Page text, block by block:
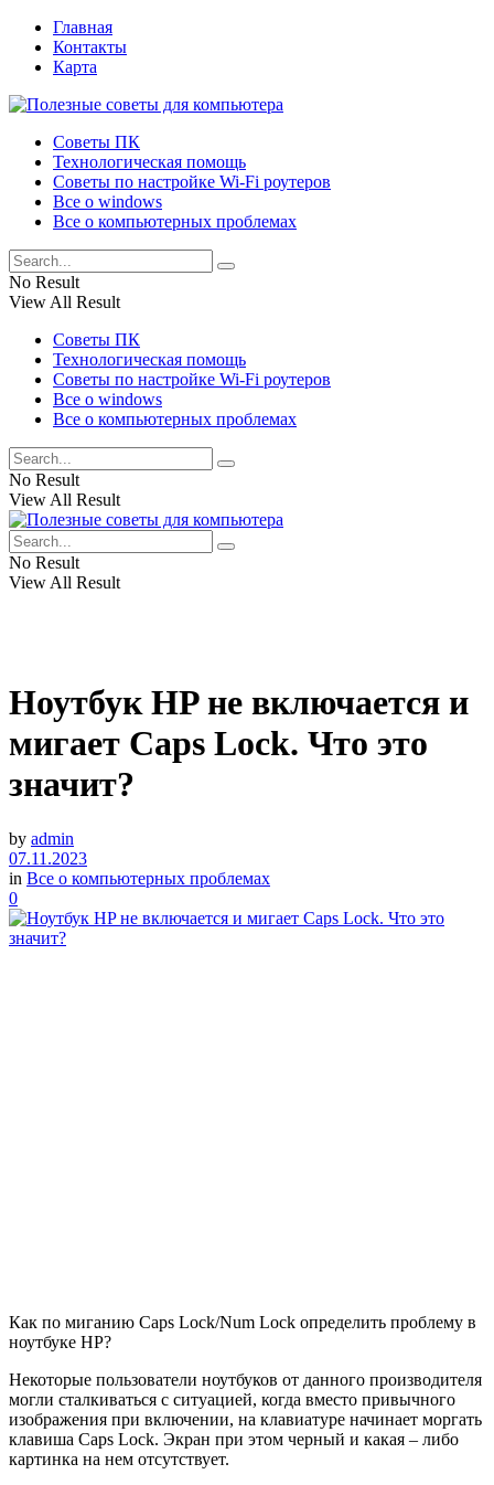
Главная
Контакты
Карта
Советы ПК
Технологическая помощь
Советы по настройке Wi-Fi роутеров
Все о windows
Все о компьютерных проблемах
No Result
View All Result
Советы ПК
Технологическая помощь
Советы по настройке Wi-Fi роутеров
Все о windows
Все о компьютерных проблемах
No Result
View All Result
No Result
View All Result
Ноутбук HP не включается и
мигает Caps Lock. Что это
значит?
by admin
07.11.2023
in Все о компьютерных проблемах
0
Как по миганию Caps Lock/Num Lock определить проблему в
ноутбуке HP?
Некоторые пользователи ноутбуков от данного производителя
могли сталкиваться с ситуацией, когда вместо привычного
изображения при включении, на клавиатуре начинает моргать
клавиша Caps Lock. Экран при этом черный и какая – либо
картинка на нем отсутствует.